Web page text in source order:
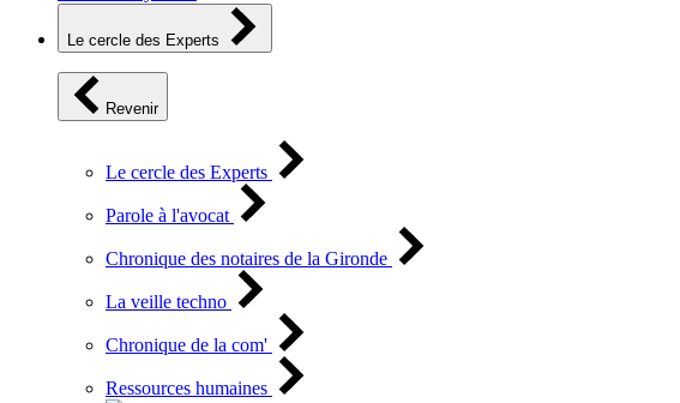
Le cercle des Experts
Revenir
Le cercle des Experts
Parole à l'avocat
Chronique des notaires de la Gironde
La veille techno
Chronique de la com'
Ressources humaines